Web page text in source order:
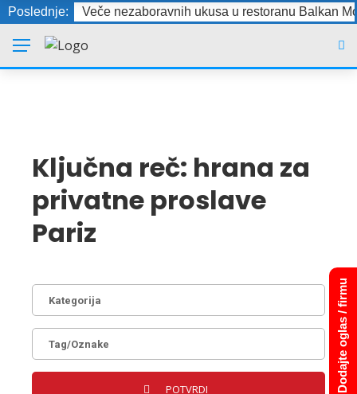
Poslednje: Veče nezaboravnih ukusa u restoranu Balkan
Ključna reč: hrana za
privatne proslave
Pariz
Dodajte oglas / firmu